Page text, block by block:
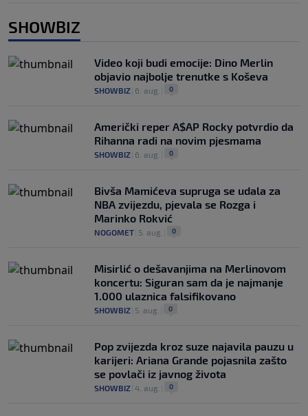
SHOWBIZ
Video koji budi emocije: Dino Merlin
objavio najbolje trenutke s Koševa
SHOWBIZ 6. aug. 0
Američki reper A$AP Rocky potvrdio da
Rihanna radi na novim pjesmama
SHOWBIZ 6. aug. 0
Bivša Mamićeva supruga se udala za
NBA zvijezdu, pjevala se Rozga i
Marinko Rokvić
NOGOMET 5. aug. 0
Misirlić o dešavanjima na Merlinovom
koncertu: Siguran sam da je najmanje
1.000 ulaznica falsifikovano
SHOWBIZ 5. aug. 0
Pop zvijezda kroz suze najavila pauzu u
karijeri: Ariana Grande pojasnila zašto
se povlači iz javnog života
SHOWBIZ 4. aug. 0